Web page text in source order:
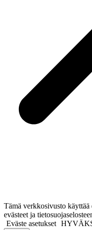
Tämä verkkosivusto
evästeet ja
Eväste asetukset